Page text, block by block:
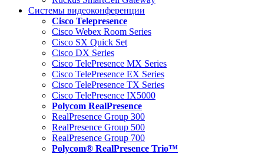
Системы видеоконференции
Cisco Telepresence
Cisco Webex Room Series
Cisco SX Quick Set
Cisco DX Series
Cisco TelePresence MX Series
Cisco TelePresence EX Series
Cisco TelePresence TX Series
Cisco TelePresence IX5000
Polycom RealPresence
RealPresence Group 300
RealPresence Group 500
RealPresence Group 700
Polycom® RealPresence Trio™